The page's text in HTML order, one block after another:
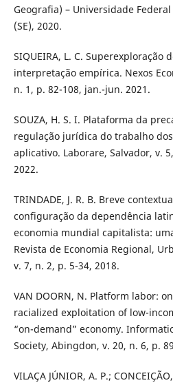
Geografia) – Universidade
(SE), 2020.
SIQUEIRA, L. C. Superexploração
interpretação empírica. Nexos
n. 1, p. 82-108, jan.-jun. 2021.
SOUZA, H. S. I. Plataforma da
regulação jurídica do trabalho
aplicativo. Laborare, Salvador, v.
2022.
TRINDADE, J. R. B. Breve
configuração da dependência
economia mundial capitalista:
Revista de Economia Regional,
v. 7, n. 2, p. 5-34, 2018.
VAN DOORN, N. Platform labor:
racialized exploitation of low-
“on-demand” economy.
Society, Abingdon, v. 20, n. 6, p.
VILAÇA JÚNIOR, A. P.;